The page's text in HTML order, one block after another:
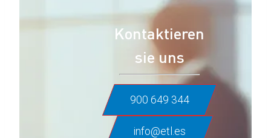
Kontaktieren
sie uns
900 649 344
info@etl.es